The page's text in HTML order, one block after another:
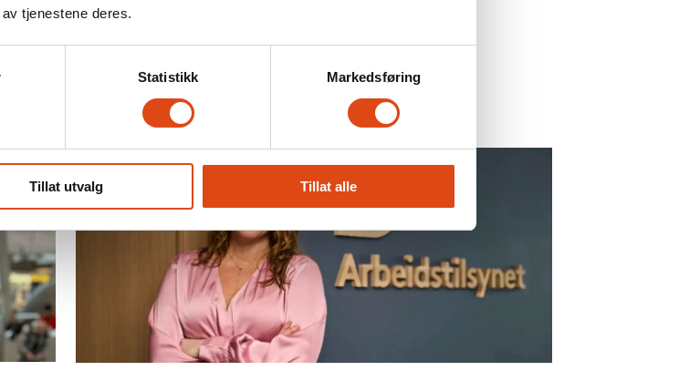
tjenestene deres.
Statistikk Markedsføring
Tillat utvalg Tillat alle
ordningen skal evalueres etter ett års drift.